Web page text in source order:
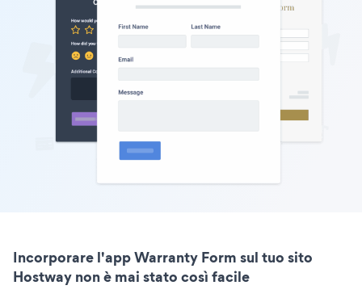
Incorporare l'app Warranty Form sul tuo sito
Hostway non è mai stato così facile